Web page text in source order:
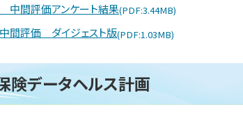
間評価アンケート結果(PDF:3.44MB)
間評価 ダイジェスト版(PDF:1.03MB)
険データヘルス計画